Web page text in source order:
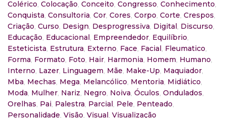
Colérico, Colocação, Conceito, Congresso, Conhecimento,
Conquista, Consultoria, Cor, Cores, Corpo, Corte, Crespos,
Criação, Curso, Design, Desprogressiva, Digital, Discurso,
Educação, Educacional, Empreendedor, Equilíbrio,
Esteticista, Estrutura, Externo, Face, Facial, Fleumatico,
Forma, Formato, Foto, Hair, Harmonia, Homem, Humano,
Interno, Lazer, Linguagem, Mãe, Make-Up, Maquiador,
Mba, Mechas, Mega, Melancólico, Mentoria, Midiático,
Moda, Mulher, Nariz, Negro, Noiva, Óculos, Ondulados,
Orelhas, Pai, Palestra, Parcial, Pele, Penteado,
Personalidade, Visão, Visual, Visualização